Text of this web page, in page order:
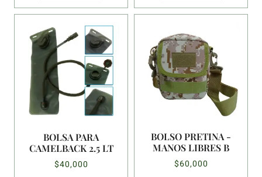
BOLSA PARA
CAMELBACK 2.5 LT
$40,000
BOLSO PRETINA -
MANOS LIBRES B
$60,000